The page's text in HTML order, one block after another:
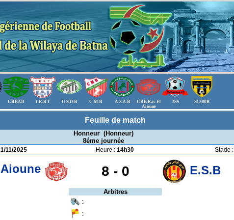
CRBAD I.R.B.T U.S.D.B C.M.B A.S.A.B
CRB Ras El
Aioune
JSS S1200B
Feuille de match
Honneur (Honneur)
8éme journée
11/2025 Heure : 14h30 Stade :
8 -0 E.S.B
Arbitres
:
: